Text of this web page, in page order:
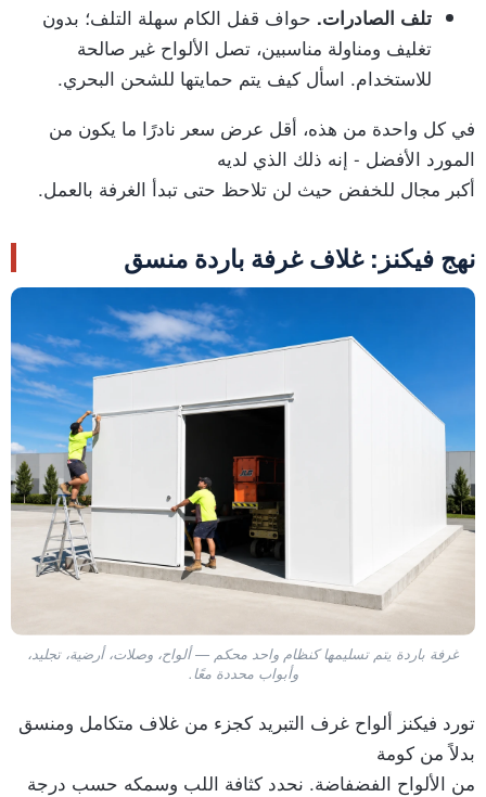
تلف الصادرات. حواف قفل الكام سهلة التلف؛ بدون
تغليف ومناولة مناسبين، تصل الألواح غير صالحة
للاستخدام. اسأل كيف يتم حمايتها للشحن البحري.
في كل واحدة من هذه، أقل عرض سعر نادرًا ما يكون من
المورد الأفضل - إنه ذلك الذي لديه
أكبر مجال للخفض حيث لن تلاحظ حتى تبدأ الغرفة بالعمل.
نهج فيكنز: غلاف غرفة باردة منسق
غرفة باردة يتم تسليمها كنظام واحد محكم — ألواح، وصلات، أرضية، تجليد،
وأبواب محددة معًا.
تورد فيكنز ألواح غرف التبريد كجزء من غلاف متكامل ومنسق
بدلاً من كومة
من الألواح الفضفاضة. نحدد كثافة اللب وسمكه حسب درجة